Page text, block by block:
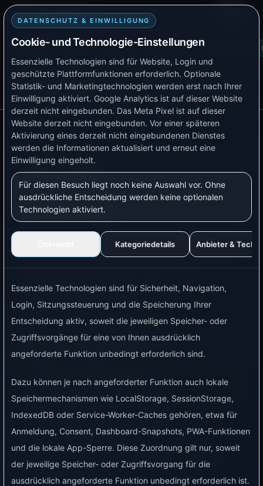
DATENSCHUTZ & EINWILLIGUNG
Cookie- und Technologie-Einstellungen
Essenzielle Technologien sind für Website, Login und
geschützte Plattformfunktionen erforderlich. Optionale
Statistik- und Marketingtechnologien werden erst nach Ihrer
Einwilligung aktiviert. Google Analytics ist auf dieser Website
derzeit nicht eingebunden. Das Meta Pixel ist auf dieser
Website derzeit nicht eingebunden. Vor einer späteren
Aktivierung eines derzeit nicht eingebundenen Dienstes
werden die Informationen aktualisiert und erneut eine
Einwilligung eingeholt.
Für diesen Besuch liegt noch keine Auswahl vor. Ohne
ausdrückliche Entscheidung werden keine optionalen
Technologien aktiviert.
Kategoriedetails Anbieter &
Essenzielle Technologien sind für Sicherheit, Navigation,
Login, Sitzungssteuerung und die Speicherung Ihrer
Entscheidung aktiv, soweit die jeweiligen Speicher- oder
Zugriffsvorgänge für eine von Ihnen ausdrücklich
angeforderte Funktion unbedingt erforderlich sind.
Dazu können je nach angeforderter Funktion auch lokale
Speichermechanismen wie LocalStorage, SessionStorage,
IndexedDB oder Service-Worker-Caches gehören, etwa für
Anmeldung, Consent, Dashboard-Snapshots, PWA-Funktionen
und die lokale App-Sperre. Diese Zuordnung gilt nur, soweit
der jeweilige Speicher- oder Zugriffsvorgang für die
ausdrücklich angeforderte Funktion unbedingt erforderlich ist.
Smart TB Tech
Plattform Lösungen Produkte Verfügbarkeit Kompatibilität
Doku-Menü AKTUELLE SEITE
Wetterdaten
Wetterdaten
Worum geht es?
Wetterdaten helfen, Automationen besser zu
planen. Sie ersetzen keine echte Strommessung,
können aber nützlich sein, wenn Sonne,
Temperatur oder Prognose bei einer
Entscheidung helfen sollen.
Typische Einsatzgebiete
Zusatzinformation nutzen.
Automationen bei gutem Wetter bevorzugen.
Verbraucher bei Hitze, Kälte oder erwarteter
Sonne anders steuern.
PV-Überschuss-Entscheidungen ergänzen,
aber nicht ersetzen.